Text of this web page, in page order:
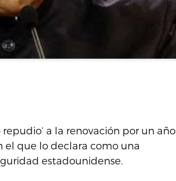
a la renovación por un año
el que lo declara como una
estadounidense.